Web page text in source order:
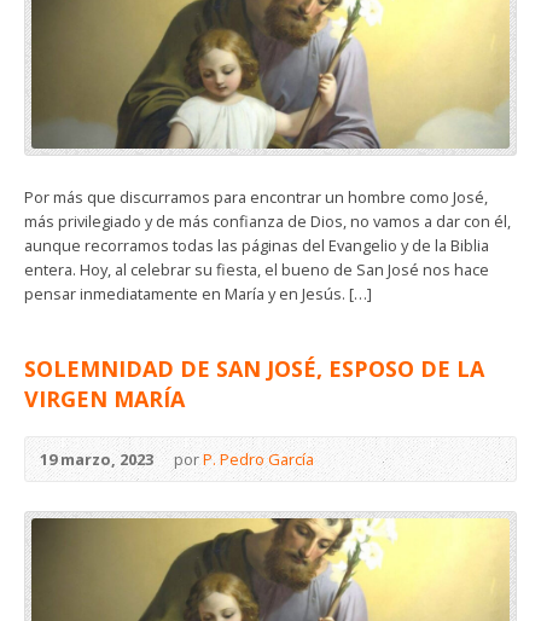
Por más que discurramos para encontrar un hombre como José,
más privilegiado y de más confianza de Dios, no vamos a dar con él,
aunque recorramos todas las páginas del Evangelio y de la Biblia
entera. Hoy, al celebrar su fiesta, el bueno de San José nos hace
pensar inmediatamente en María y en Jesús. […]
SOLEMNIDAD DE SAN JOSÉ, ESPOSO DE LA
VIRGEN MARÍA
19 marzo, 2023 porP. Pedro García